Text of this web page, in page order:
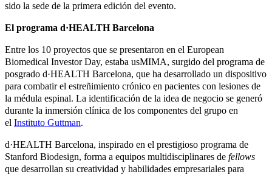
sido la sede de la primera edición del evento.
El programa d·HEALTH Barcelona
Entre los 10 proyectos que se presentaron en el European
Biomedical Investor Day, estaba usMIMA, surgido del programa de
posgrado d·HEALTH Barcelona, que ha desarrollado un dispositivo
para combatir el estreñimiento crónico en pacientes con lesiones de
la médula espinal. La identificación de la idea de negocio se generó
durante la inmersión clínica de los componentes del grupo en
el Instituto Guttman.
d·HEALTH Barcelona, inspirado en el prestigioso programa de
Stanford Biodesign, forma a equipos multidisciplinares de fellows
que desarrollan su creatividad y habilidades empresariales para